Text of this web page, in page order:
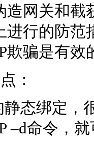
造网关和
进行的防
欺骗是有效
：
态绑定，
–d命令，